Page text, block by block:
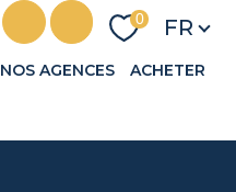
0 FR
NOS AGENCES ACHETER